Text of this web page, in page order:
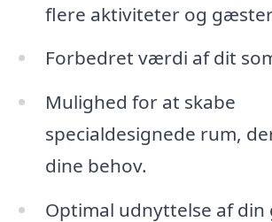
flere aktiviteter og
Forbedret værdi af dit
Mulighed for at skabe
specialdesignede rum,
dine behov.
Optimal udnyttelse af din